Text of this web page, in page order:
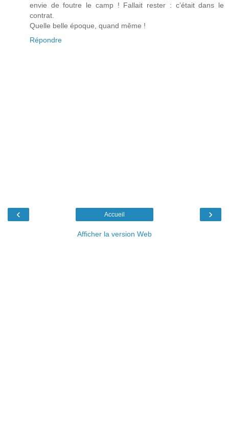
envie de foutre le camp ! Fallait rester : c’était dans le
contrat.
Quelle belle époque, quand même !
Répondre
‹ ›
Accueil
Afficher la version Web